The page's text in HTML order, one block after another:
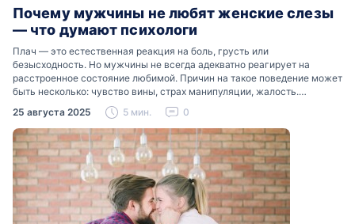
Почему мужчины не любят женские слезы
— что думают психологи
Плач — это естественная реакция на боль, грусть или
безысходность. Но мужчины не всегда адекватно реагирует на
расстроенное состояние любимой. Причин на такое поведение может
быть несколько: чувство вины, страх манипуляции, жалость.
Разобраться, почему мужчины боятся женских слез, помогут советы
психологов…
25 августа 2025 5 мин. 0